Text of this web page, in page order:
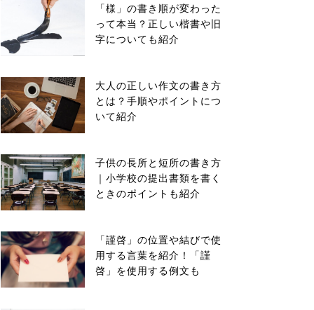
「様」の書き順が変わった
って本当？正しい楷書や旧
字についても紹介
大人の正しい作文の書き方
とは？手順やポイントにつ
いて紹介
子供の長所と短所の書き方
｜小学校の提出書類を書く
ときのポイントも紹介
「謹啓」の位置や結びで使
用する言葉を紹介！「謹
啓」を使用する例文も